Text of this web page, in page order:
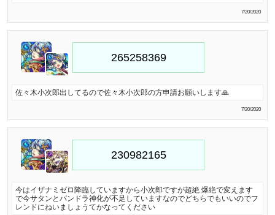
7/20/2020
佐々木小次郎出してるので佐々木小次郎の方申請お願いします🙏
7/20/2020
今はイザナミゼロ降臨していますから小次郎ですが超絶 爆絶で変えます
で今サタンとパンドラ神化が不足していますなのでどちらでもいいのでフ
レンドにねいましょうてかなってください